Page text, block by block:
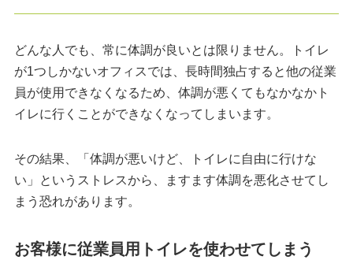
どんな人でも、常に体調が良いとは限りません。トイレ
が1つしかないオフィスでは、長時間独占すると他の従業
員が使用できなくなるため、体調が悪くてもなかなかト
イレに行くことができなくなってしまいます。
その結果、「体調が悪いけど、トイレに自由に行けな
い」というストレスから、ますます体調を悪化させてし
まう恐れがあります。
お客様に従業員用トイレを使わせてしまう